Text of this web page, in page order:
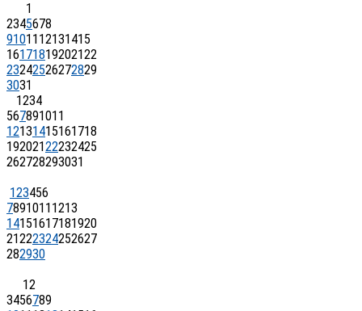
1
2345678
91011 12131415
16171819202122
23242526272829
3031
1234
567891011
12131415161718
19202122232425
262728293031
123456
7891011 1213
14151617181920
21222324252627
282930
12
3456789